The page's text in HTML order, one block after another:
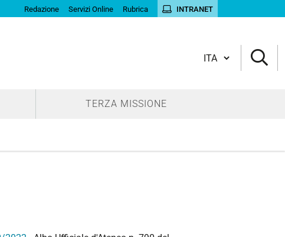
Redazione Servizi Online Rubrica INTRANET
Cambia lingua
TERZA MISSIONE